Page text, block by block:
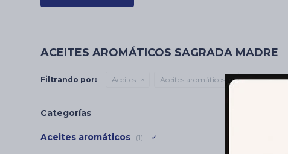
ACEITES AROMÁTICOS SAGRADA MADRE
Filtrando por: Aceites Aceites aromáticos Quitar
Categorías
Aceites aromáticos (1)